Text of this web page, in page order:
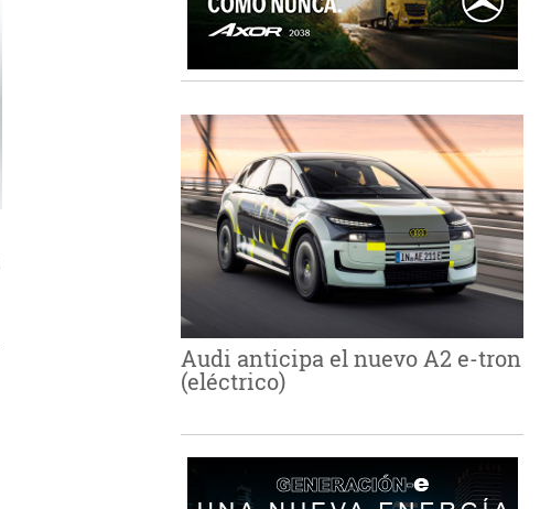
Audi anticipa el nuevo A2 e-tron
(eléctrico)